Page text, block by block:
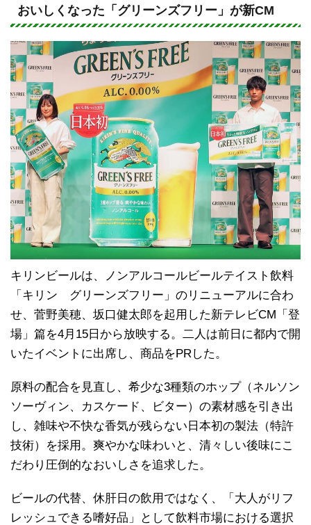
e
c
e
b
o
o
k
おいしくなった「グリーンズフリー」が新CM
キリンビールは、ノンアルコールビールテイスト飲料
「キリン グリーンズフリー」のリニューアルに合わ
せ、菅野美穂、坂口健太郎を起用した新テレビCM「登
場」篇を4月15日から放映する。二人は前日に都内で開
いたイベントに出席し、商品をPRした。
原料の配合を見直し、希少な3種類のホップ（ネルソン
ソーヴィン、カスケード、ビター）の素材感を引き出
し、雑味や不快な香気が残らない日本初の製法（特許
技術）を採用。爽やかな味わいと、清々しい後味にこ
だわり圧倒的なおいしさを追求した。
ビールの代替、休肝日の飲用ではなく、「大人がリフ
レッシュできる嗜好品」として飲料市場における選択